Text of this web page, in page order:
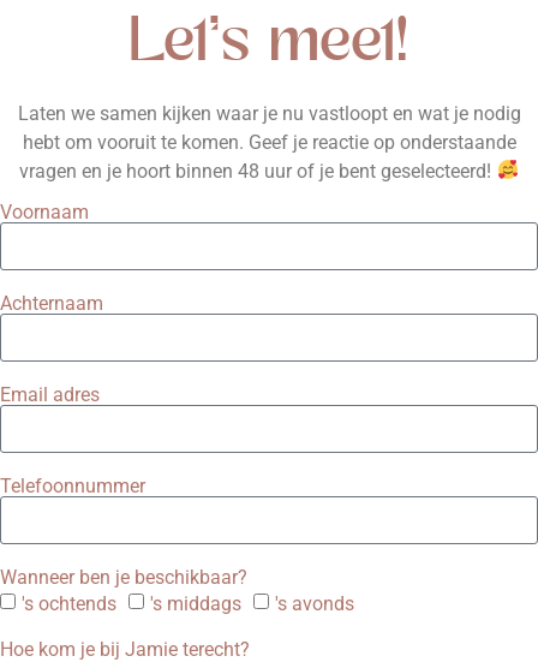
Let's meet!
Laten we samen kijken waar je nu vastloopt en wat je nodig
hebt om vooruit te komen. Geef je reactie op onderstaande
vragen en je hoort binnen 48 uur of je bent geselecteerd!
Voornaam
Achternaam
Email adres
Telefoonnummer
Wanneer ben je beschikbaar?
's ochtends
's middags 's avonds
Hoe kom je bij Jamie terecht?